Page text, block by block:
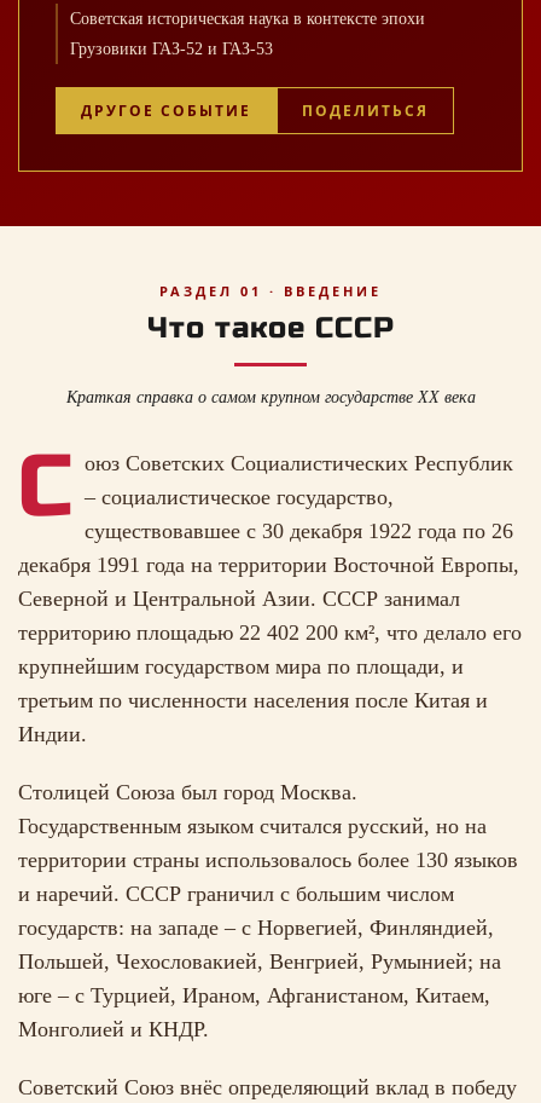
Советская историческая наука в контексте эпохи
Грузовики ГАЗ-52 и ГАЗ-53
ДРУГОЕ СОБЫТИЕ ПОДЕЛИТЬСЯ
РАЗДЕЛ 01 · ВВЕДЕНИЕ
Что такое СССР
Краткая справка о самом крупном государстве XX века
С оюз Советских Социалистических Республик
– социалистическое государство,
существовавшее с 30 декабря 1922 года по 26
декабря 1991 года на территории Восточной Европы,
Северной и Центральной Азии. СССР занимал
территорию площадью 22 402 200 км², что делало его
крупнейшим государством мира по площади, и
третьим по численности населения после Китая и
Индии.
Столицей Союза был город Москва.
Государственным языком считался русский, но на
территории страны использовалось более 130 языков
и наречий. СССР граничил с большим числом
государств: на западе – с Норвегией, Финляндией,
Польшей, Чехословакией, Венгрией, Румынией; на
юге – с Турцией, Ираном, Афганистаном, Китаем,
Монголией и КНДР.
Советский Союз внёс определяющий вклад в победу